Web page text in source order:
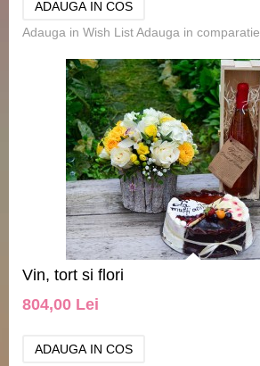
Adauga in Wish ListAdauga in comparatie
Vin, tort si flori
804,00 Lei